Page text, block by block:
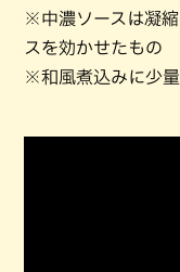
※中濃ソースは凝
スを効かせたもの
※和風煮込みに少